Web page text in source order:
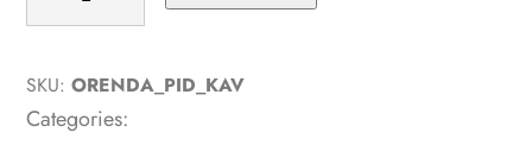
е
к
о
SKU:ORENDA_PID_KAV
Categories: